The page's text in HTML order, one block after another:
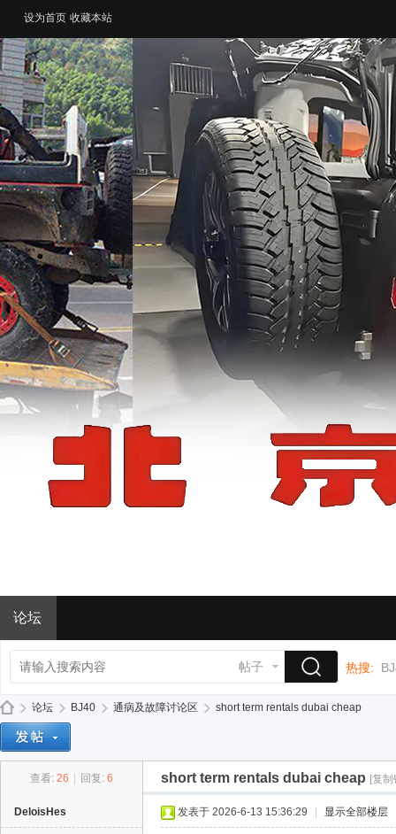
设为首页 收藏本站
论坛
帖子 热搜:
论坛 BJ40
›
通病及故障讨论区
›
short term rentals dubai cheap
查看: 26 回复: 6 short term rentals dubai cheap [复
DeloisHes 发表于 2026-6-13 15:36:29 显示全部楼层